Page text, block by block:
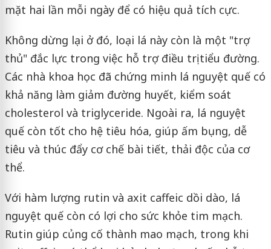
mặt hai lần mỗi ngày để có hiệu quả tích cực.
Không dừng lại ở đó, loại lá này còn là một "trợ
thủ" đắc lực trong việc hỗ trợ điều trị tiểu đường.
Các nhà khoa học đã chứng minh lá nguyệt quế có
khả năng làm giảm đường huyết, kiểm soát
cholesterol và triglyceride. Ngoài ra, lá nguyệt
quế còn tốt cho hệ tiêu hóa, giúp ấm bụng, dễ
tiêu và thúc đẩy cơ chế bài tiết, thải độc của cơ
thể.
Với hàm lượng rutin và axit caffeic dồi dào, lá
nguyệt quế còn có lợi cho sức khỏe tim mạch.
Rutin giúp củng cố thành mao mạch, trong khi